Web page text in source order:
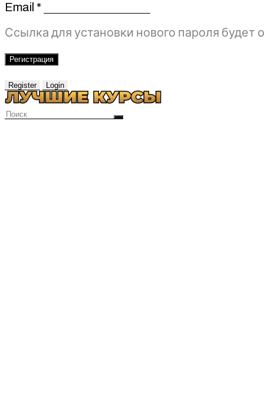
Email *Обязательно
Ссылка для установки нового пароля
Регистрация
Register Login